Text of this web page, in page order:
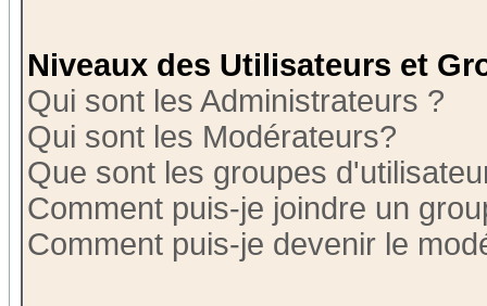
Niveaux des Utilisateurs et
Qui sont les Administrateurs ?
Qui sont les Modérateurs?
Que sont les groupes
Comment puis-je joindre un
Comment puis-je devenir le